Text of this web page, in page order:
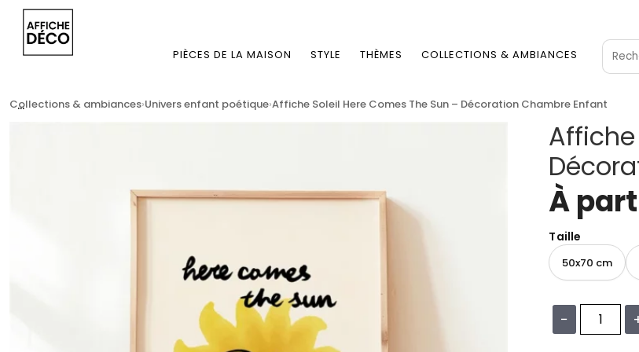
PIÈCES DE LA MAISON STYLE THÈMES COLLECTIONS & AMBIANCES
...
Collections & ambiances Univers enfant poétique Affiche Soleil Here Comes The Sun – Décoration Chambre Enfant
À
Taille
50x70 cm
−